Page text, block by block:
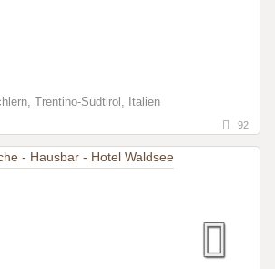
Trentino-Südtirol, Italien
92